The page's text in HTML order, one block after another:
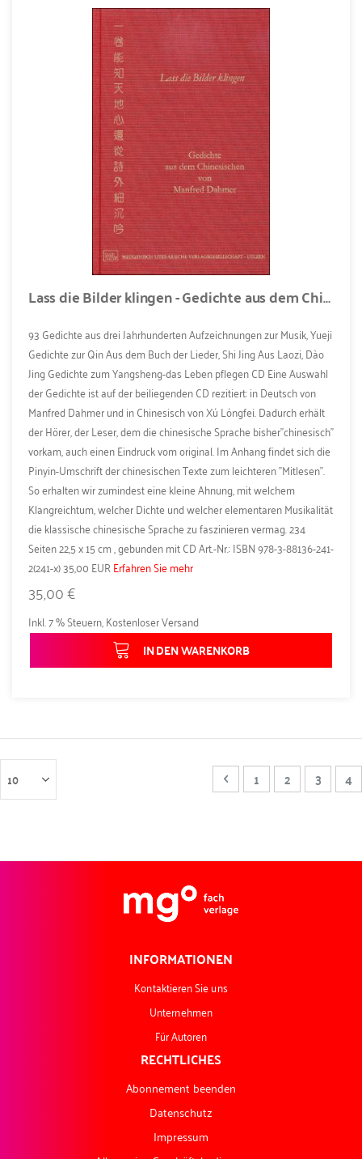
Lass die Bilder klingen - Gedichte aus dem Chinesischen (Buch + CD-ROM)
93 Gedichte aus drei Jahrhunderten Aufzeichnungen zur Musik, Yueji
Gedichte zur Qin Aus dem Buch der Lieder, Shi Jing Aus Laozi, Dào
Jing Gedichte zum Yangsheng-das Leben pflegen CD Eine Auswahl
der Gedichte ist auf der beiliegenden CD rezitiert: in Deutsch von
Manfred Dahmer und in Chinesisch von Xú Lóngfei. Dadurch erhält
der Hörer, der Leser, dem die chinesische Sprache bisher"chinesisch"
vorkam, auch einen Eindruck vom original. Im Anhang findet sich die
Pinyin-Umschrift der chinesischen Texte zum leichteren "Mitlesen".
So erhalten wir zumindest eine kleine Ahnung, mit welchem
Klangreichtum, welcher Dichte und welcher elementaren Musikalität
die klassische chinesische Sprache zu faszinieren vermag. 234
Seiten 22,5 x 15 cm , gebunden mit CD Art.-Nr.: ISBN 978-3-88136-241-
2(241-x) 35,00 EURErfahren Sie mehr
35,00 €
Inkl. 7 % Steuern,Kostenloser Versand
IN DEN WARENKORB
SeiteSeite
ZurückSeite
1 Seite
2 Seite
3 4
INFORMATIONEN
Kontaktieren Sie uns
Unternehmen
Für Autoren
RECHTLICHES
Abonnement beenden
Datenschutz
Impressum